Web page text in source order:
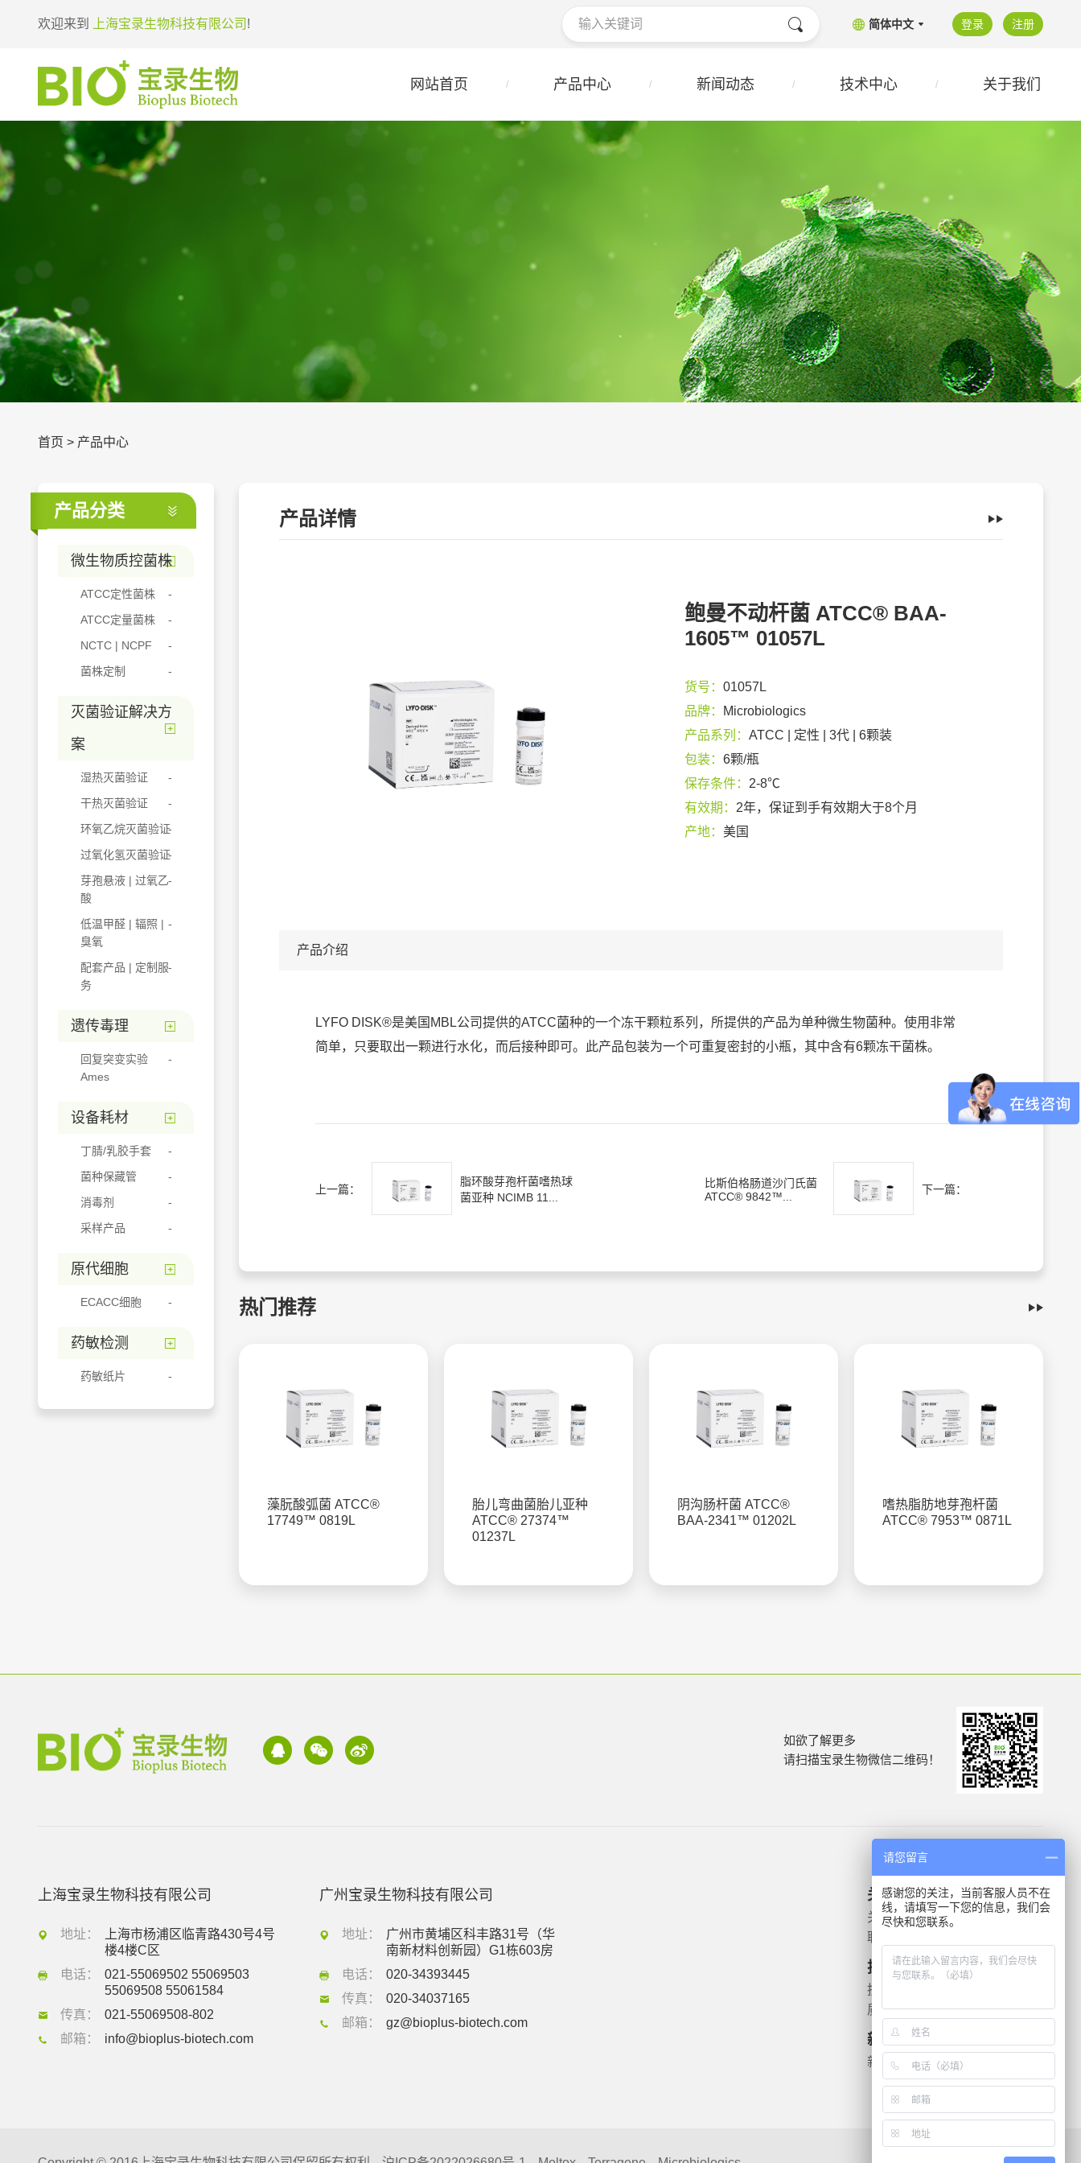
欢迎来到 上海宝录生物科技有限公司 ! 简体中文 登录 注册
网站首页 产品中心 新闻动态 技术中心 关于我们
首页 > 产品中心
产品分类
微生物质控菌株
ATCC定性菌株
ATCC定量菌株
NCTC | NCPF
菌株定制
灭菌验证解决方
案
湿热灭菌验证
干热灭菌验证
环氧乙烷灭菌验证
过氧化氢灭菌验证
芽孢悬液 | 过氧乙
酸
低温甲醛 | 辐照 |
臭氧
配套产品 | 定制服
务
遗传毒理
回复突变实验
Ames
设备耗材
丁腈/乳胶手套
菌种保藏管
消毒剂
采样产品
原代细胞
ECACC细胞
药敏检测
药敏纸片
产品详情
鲍曼不动杆菌 ATCC® BAA-
1605™ 01057L
货号： 01057L
品牌：
Microbiologics
产品系列： ATCC | 定性 | 3代 | 6颗装
包装： 6颗/瓶
保存条件： 2-8℃
有效期： 2年，保证到手有效期大于8个月
产地： 美国
产品介绍
LYFO DISK®是美国MBL公司提供的ATCC菌种的一个冻干颗粒系列，所提供的产品为单种微生物菌种。使用非常
简单，只要取出一颗进行水化，而后接种即可。此产品包装为一个可重复密封的小瓶，其中含有6颗冻干菌株。
上一篇：
脂环酸芽孢杆菌嗜热球
菌亚种 NCIMB 11...
比斯伯格肠道沙门氏菌
ATCC® 9842™...
下一篇：
热门推荐
藻朊酸弧菌 ATCC®
17749™ 0819L
胎儿弯曲菌胎儿亚种
ATCC® 27374™
01237L
阴沟肠杆菌 ATCC®
BAA-2341™ 01202L
嗜热脂肪地芽孢杆菌
ATCC® 7953™ 0871L
如欲了解更多
请扫描宝录生物微信二维码！
上海宝录生物科技有限公司
地址：
上海市杨浦区临青路430号4号
楼4楼C区
电话：
021-55069502 55069503
55069508 55061584
传真：
021-55069508-802
邮箱：
info@bioplus-biotech.com
广州宝录生物科技有限公司
地址：
广州市黄埔区科丰路31号（华
南新材料创新园）G1栋603房
电话：
020-34393445
传真：
020-34037165
邮箱：
gz@bioplus-biotech.com
关于我们
关于我们
联系我们
技术支持
技术文档
质检报告
新闻资讯
新闻动态
产品信息
微生物质控菌株
遗传毒理
药敏检测
请您留言
感谢您的关注，当前客服人员不在
线，请填写一下您的信息，我们会
尽快和您联系。